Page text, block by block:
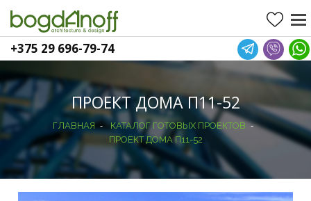
+375 29 696-79-74
ПРОЕКТ ДОМА П11-52
ГЛАВНАЯ - КАТАЛОГ ГОТОВЫХ ПРОЕКТОВ -
ПРОЕКТ ДОМА П11-52